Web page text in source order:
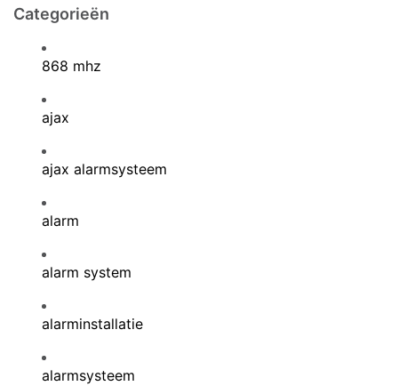
Categorieën
868 mhz
ajax
ajax alarmsysteem
alarm
alarm system
alarminstallatie
alarmsysteem